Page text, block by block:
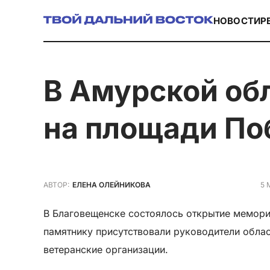
НОВОСТИ
в Амурской области открыт мемориал
на площади
АВТОР: ЕЛЕНА ОЛЕЙНИКОВА 5
В Благовещенске состоялось открытие
памятнику присутствовали руководители
ветеранские организации.